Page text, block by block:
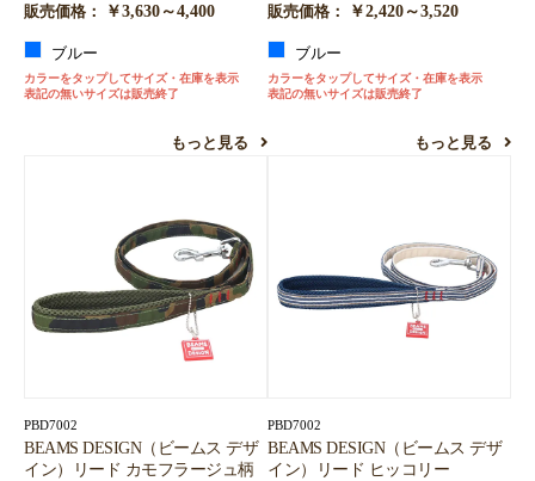
販売価格：
￥3,630～4,400
ブルー
カラーをタップしてサイズ・在庫を表示
表記の無いサイズは販売終了
もっと見る
販売価格：
￥2,420～3,520
ブルー
カラーをタップしてサイズ・在庫を表示
表記の無いサイズは販売終了
もっと見る
PBD7002
BEAMS DESIGN（ビームス デザ
イン）リード カモフラージュ柄
PBD7002
BEAMS DESIGN（ビームス デザ
イン）リード ヒッコリー